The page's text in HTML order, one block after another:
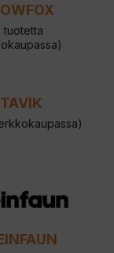
tuotetta